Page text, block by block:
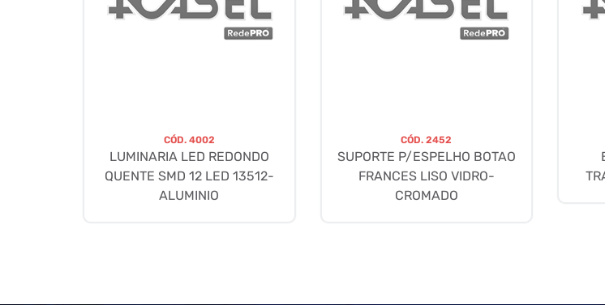
CÓD. 4002
LUMINARIA LED REDONDO
QUENTE SMD 12 LED 13512-
ALUMINIO
CÓD.2452
SUPORTE P/ESPELHO BOTAO
FRANCES LISO VIDRO-
CROMADO